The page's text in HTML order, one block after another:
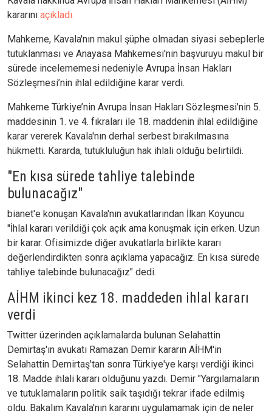
kararını açıkladı.
Mahkeme, Kavala'nın makul şüphe olmadan siyasi sebeplerle
tutuklanması ve Anayasa Mahkemesi'nin başvuruyu makul bir
sürede incelememesi nedeniyle Avrupa İnsan Hakları
Sözleşmesi’nin ihlal edildiğine karar verdi.
Mahkeme Türkiye’nin Avrupa İnsan Hakları Sözleşmesi’nin 5.
maddesinin 1. ve 4. fıkraları ile 18. maddenin ihlal edildiğine
karar vererek Kavala'nın derhal serbest bırakılmasına
hükmetti. Kararda, tutukluluğun hak ihlali olduğu belirtildi.
"En kısa sürede tahliye talebinde
bulunacağız"
bianet'e konuşan Kavala'nın avukatlarından İlkan Koyuncu
"İhlal kararı verildiği çok açık ama konuşmak için erken. Uzun
bir karar. Ofisimizde diğer avukatlarla birlikte kararı
değerlendirdikten sonra açıklama yapacağız. En kısa sürede
tahliye talebinde bulunacağız" dedi.
AİHM ikinci kez 18. maddeden ihlal kararı
verdi
Twitter üzerinden açıklamalarda bulunan Selahattin
Demirtaş'ın avukatı Ramazan Demir kararın AİHM'in
Selahattin Demirtaş'tan sonra Türkiye'ye karşı verdiği ikinci
18. Madde ihlali kararı olduğunu yazdı. Demir "Yargılamaların
ve tutuklamaların politik saik taşıdığı tekrar ifade edilmiş
oldu. Bakalım Kavala'nın kararını uygulamamak için de neler